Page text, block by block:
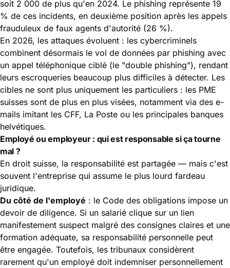
soit 2 000 de plus qu'en 2024. Le phishing représente 19
% de ces incidents, en deuxième position après les appels
frauduleux de faux agents d'autorité (26 %).
En 2026, les attaques évoluent : les cybercriminels
combinent désormais le vol de données par phishing avec
un appel téléphonique ciblé (le "double phishing"), rendant
leurs escroqueries beaucoup plus difficiles à détecter. Les
cibles ne sont plus uniquement les particuliers : les PME
suisses sont de plus en plus visées, notamment via des e-
mails imitant les CFF, La Poste ou les principales banques
helvétiques.
Employé ou employeur : qui est responsable si ça tourne
mal ?
En droit suisse, la responsabilité est partagée — mais c'est
souvent l'entreprise qui assume le plus lourd fardeau
juridique.
Du côté de l'employé : le Code des obligations impose un
devoir de diligence. Si un salarié clique sur un lien
manifestement suspect malgré des consignes claires et une
formation adéquate, sa responsabilité personnelle peut
être engagée. Toutefois, les tribunaux considèrent
rarement qu'un employé doit indemniser personnellement